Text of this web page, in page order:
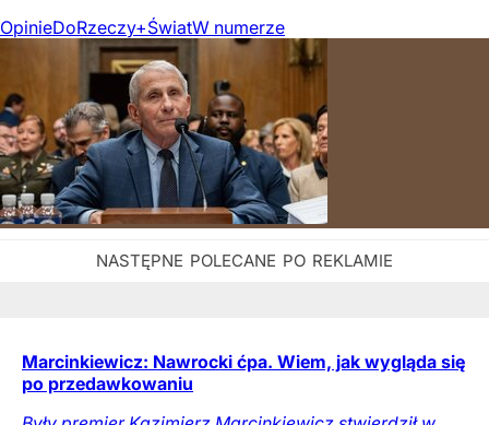
OpinieDoRzeczy+ŚwiatW numerze
Marcinkiewicz: Nawrocki ćpa. Wiem, jak wygląda się
po przedawkowaniu